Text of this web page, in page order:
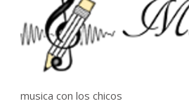
musica con los chicos